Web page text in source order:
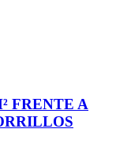
FRENTE A